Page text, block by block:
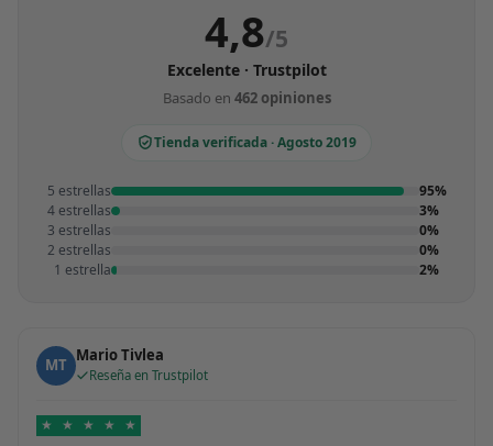
4,8/5
Excelente · Trustpilot
Basado en 462 opiniones
Tienda verificada · Agosto 2019
5 estrellas
95%
4 estrellas
3%
3 estrellas
0%
2 estrellas
0%
1 estrella
2%
MT Mario Tivlea
Reseña en Trustpilot
★ ★ ★ ★ ★